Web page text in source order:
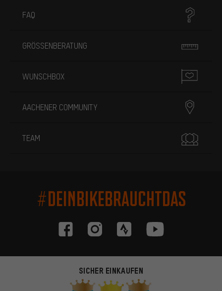
FAQ
GRÖSSENBERATUNG
WUNSCHBOX
AACHENER COMMUNITY
TEAM
#DEINBIKEBRAUCHTDAS
SICHER EINKAUFEN